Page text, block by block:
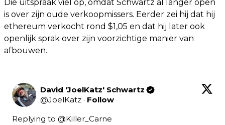
Die uitspraak viel op, omdat Schwartz al langer open
is over zijn oude verkoopmissers. Eerder zei hij dat hij
ethereum verkocht rond $1,05 en dat hij later ook
openlijk sprak over zijn voorzichtige manier van
afbouwen.
David 'JoelKatz' Schwartz
@JoelKatz · Follow
Replying to @Killer_Carne